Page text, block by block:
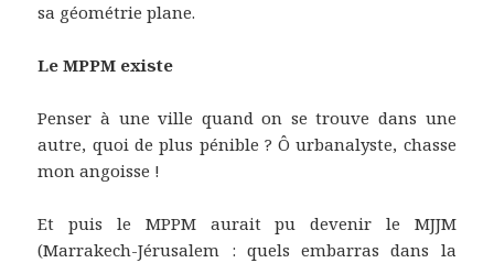
sa géométrie plane.
Le MPPM existe
Penser à une ville quand on se trouve dans une
autre, quoi de plus pénible ? Ô urbanalyste, chasse
mon angoisse !
Et puis le MPPM aurait pu devenir le MJJM
(Marrakech-Jérusalem : quels embarras dans la